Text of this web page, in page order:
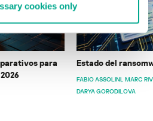
cookies only
para
Estado del
FABIO ASSOLINI MARC
DARYA GORODILOVA